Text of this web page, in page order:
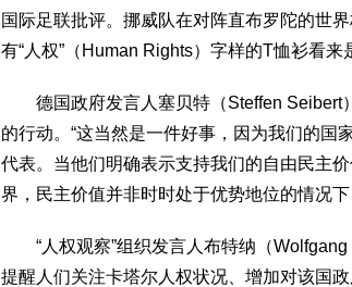
国际足联批评。挪威队在对阵直布罗陀的世
有“人权”（Human Rights）字样的T恤衫看来
德国政府发言人塞贝特（Steffen Seibert
的行动。“这当然是一件好事，因为我们的
代表。当他们明确表示支持我们的自由民主
界，民主价值并非时时处于优势地位的情况下
“人权观察”组织发言人布特纳（Wolfgang
提醒人们关注卡塔尔人权状况、增加对该国